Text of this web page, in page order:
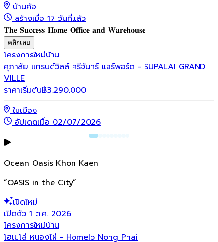
บ้านค้อ
สร้างเมื่อ 17 วันที่แล้ว
𝐓𝐡𝐞 𝐒𝐮𝐜𝐜𝐞𝐬𝐬 𝐇𝐨𝐦𝐞 𝐎𝐟𝐟𝐢𝐜𝐞 𝐚𝐧𝐝 𝐖𝐚𝐫𝐞𝐡𝐨𝐮𝐬𝐞
คลิกเลย
โครงการใหม่บ้าน
ศุภาลัย แกรนด์วิลล์ ศรีจันทร์ แอร์พอร์ต - SUPALAI GRAND
VILLE
ราคาเริ่มต้น฿3,290,000
ในเมือง
อัปเดตเมื่อ 02/07/2026
Ocean Oasis Khon Kaen
“OASIS in the City”
เปิดใหม่
เปิดตัว 1 ต.ค. 2026
โครงการใหม่บ้าน
โฮเมโล่ หนองไผ่ - Homelo Nong Phai